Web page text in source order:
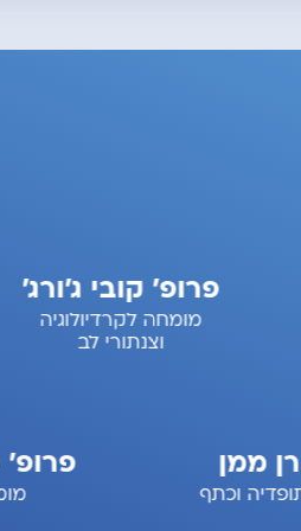
קובי ג'ורג'
מומחה לקרדיולוגיה
וצנתורי לב
ערן ממן
לאורתופדיה וכתף